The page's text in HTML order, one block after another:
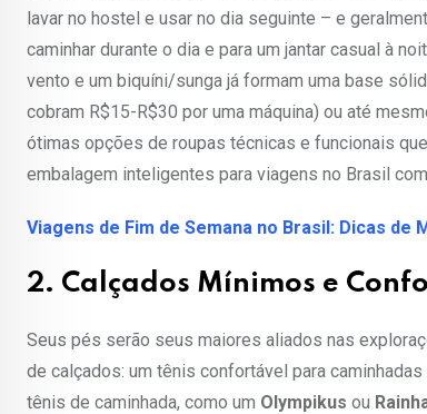
lavar no hostel e usar no dia seguinte – e
caminhar durante o dia e para um jantar casual à
vento e um biquíni/sunga já formam uma base
cobram R$15-R$30 por uma máquina) ou até
ótimas opções de roupas técnicas e funcionais
embalagem inteligentes para viagens no Brasil
Viagens de Fim de Semana no Brasil: Dicas de
2. Calçados Mínimos e
Seus pés serão seus maiores aliados nas
de calçados: um tênis confortável para
tênis de caminhada, como um Olympikus ou